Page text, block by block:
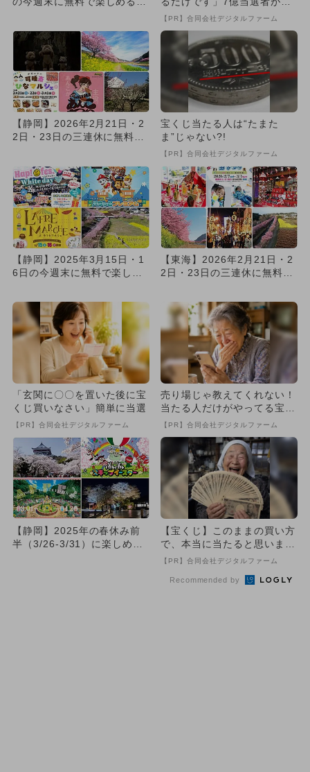
出
【PR】合同会社デジタルファーム
【静岡】2026年2月21日・2
2日・23日の三連休に無料で
宝くじ当たる人は“たまた
ま”じゃない?!
【PR】合同会社デジタルファーム
【静岡】2025年3月15日・1
6日の今週末に無料で楽しめ
【東海】2026年2月21日・2
2日・23日の三連休に無料で
「玄関に〇〇を置いた後に宝
くじ買いなさい」簡単に当選
【PR】合同会社デジタルファーム
売り場じゃ教えてくれない！
当たる人だけがやってる宝く
じの習慣
【PR】合同会社デジタルファーム
【静岡】2025年の春休み前
半（3/26-3/31）に楽しめる
【宝くじ】このままの買い方
で、本当に当たると思います
か
【PR】合同会社デジタルファーム
Recommended by